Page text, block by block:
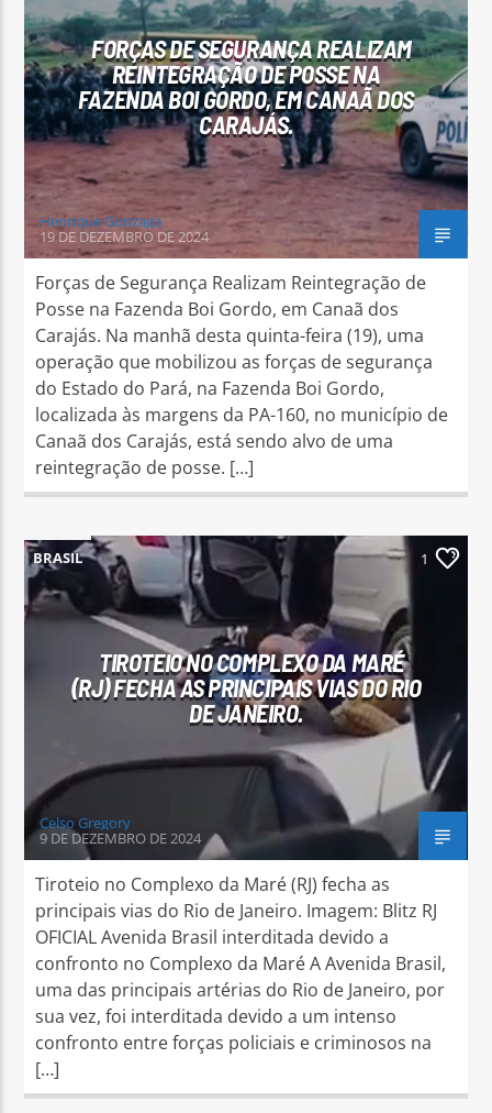
Arara Azul FM
FORÇAS DE SEGURANÇA REALIZAM
REINTEGRAÇÃO DE POSSE NA
FAZENDA BOI GORDO, EM CANAÃ DOS
CARAJÁS.
Henrique Gonzaga
19 DE DEZEMBRO DE 2024
Forças de Segurança Realizam Reintegração de
Posse na Fazenda Boi Gordo, em Canaã dos
Carajás. Na manhã desta quinta-feira (19), uma
operação que mobilizou as forças de segurança
do Estado do Pará, na Fazenda Boi Gordo,
localizada às margens da PA-160, no município de
Canaã dos Carajás, está sendo alvo de uma
reintegração de posse. […]
BRASIL 1
TIROTEIO NO COMPLEXO DA MARÉ
(RJ) FECHA AS PRINCIPAIS VIAS DO RIO
DE JANEIRO.
Celso Gregory
9 DE DEZEMBRO DE 2024
Tiroteio no Complexo da Maré (RJ) fecha as
principais vias do Rio de Janeiro. Imagem: Blitz RJ
OFICIAL Avenida Brasil interditada devido a
confronto no Complexo da Maré A Avenida Brasil,
uma das principais artérias do Rio de Janeiro, por
sua vez, foi interditada devido a um intenso
confronto entre forças policiais e criminosos na
[…]